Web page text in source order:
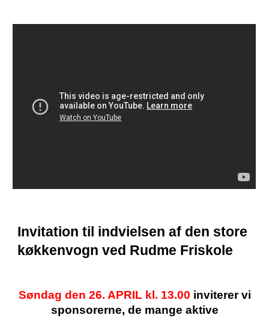
Invitation til indvielsen af den store
køkkenvogn ved Rudme Friskole
Søndag den 26. APRIL kl. 13.00 inviterer vi
sponsorerne, de mange aktive